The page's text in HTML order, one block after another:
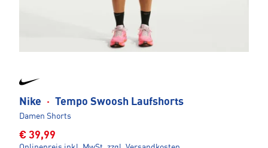
Nike · Tempo Swoosh Laufshorts
Damen Shorts
€ 39,99